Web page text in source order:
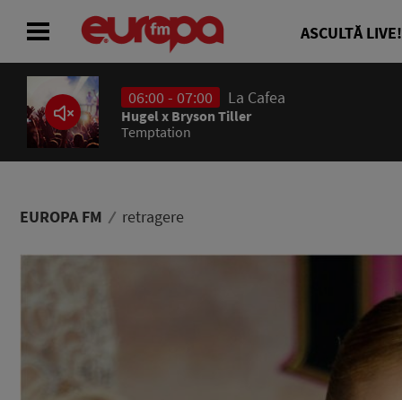
ASCULTĂ LIVE!
06:00 - 07:00 La Cafea
Hugel x Bryson Tiller
Temptation
EUROPA FM retragere
ACASĂ
ȘTIRI
PODCAST